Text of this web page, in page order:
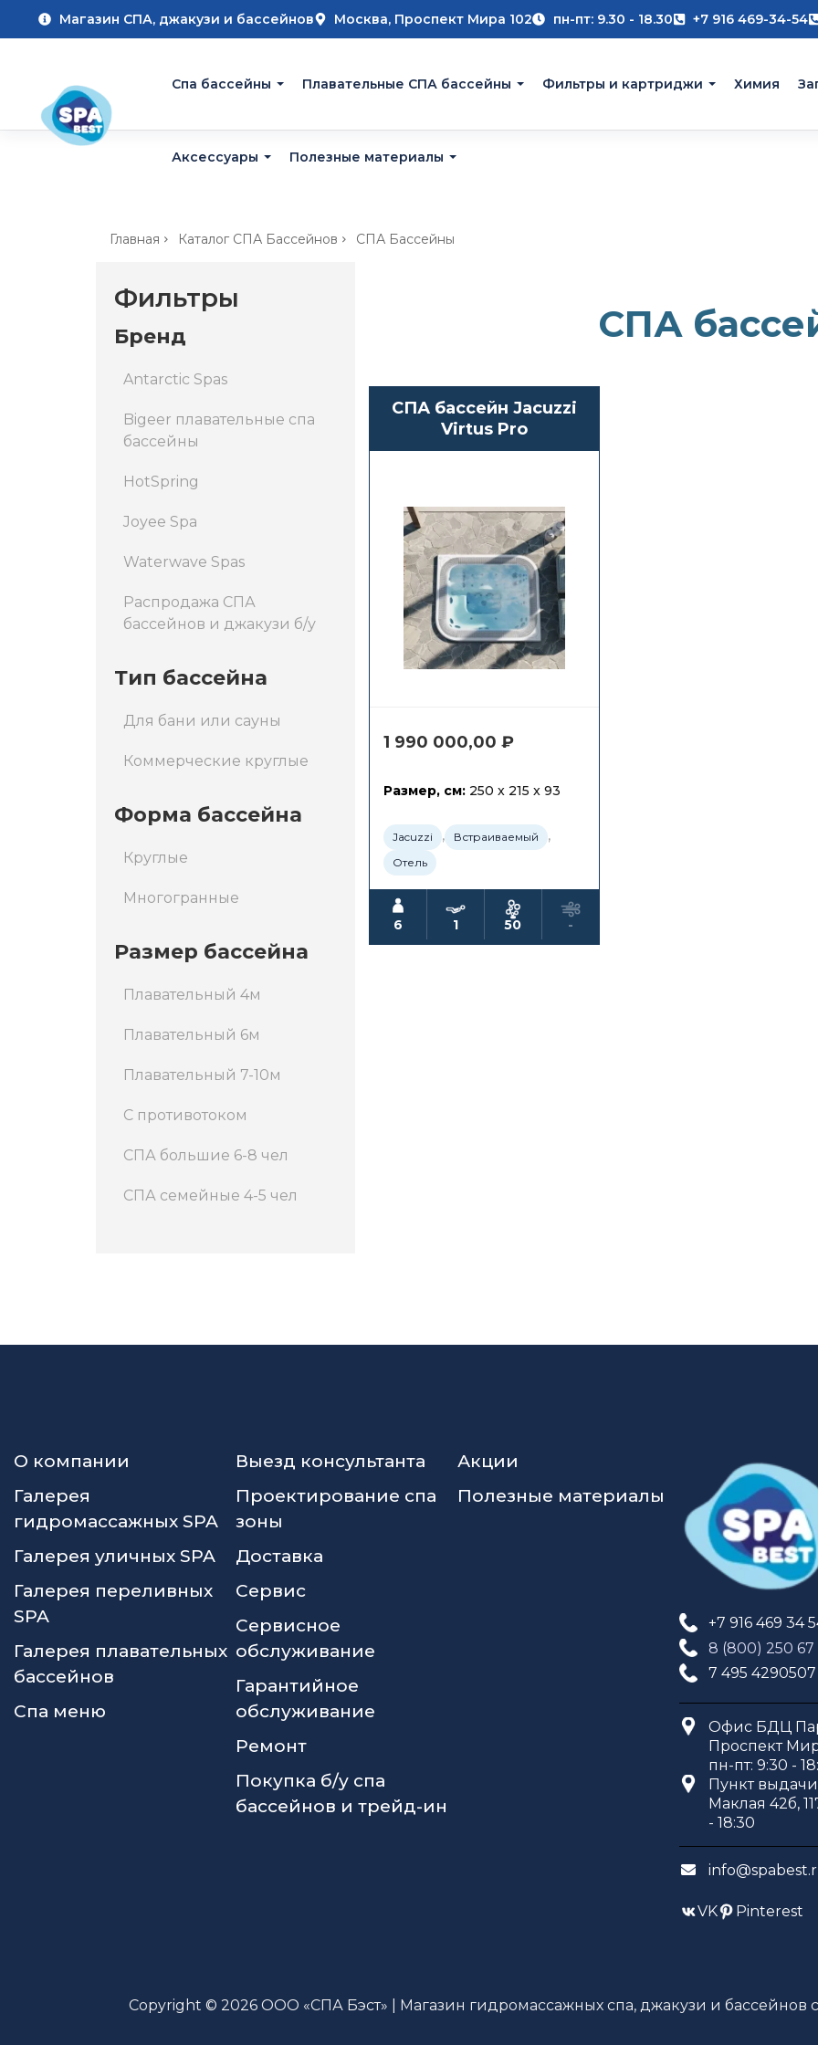
Магазин СПА, джакузи и бассейнов Москва, Проспект Мира 102 пн-пт: 9.30 - 18.30 +7 916 469-34-54
Cпа бассейны Плавательные СПА бассейны Фильтры и картриджи Химия
Аксессуары Полезные материалы
Главная Каталог СПА Бассейнов СПА Бассейны
Фильтры
Бренд
Antarctic Spas
Bigeer плавательные спа
бассейны
HotSpring
Joyee Spa
Waterwave Spas
Распродажа СПА
бассейнов и джакузи б/у
Тип бассейна
Для бани или сауны
Коммерческие круглые
Форма бассейна
Круглые
Многогранные
Размер бассейна
Плавательный 4м
Плавательный 6м
Плавательный 7-10м
С противотоком
СПА большие 6-8 чел
СПА семейные 4-5 чел
СПА
СПА бассейн Jacuzzi
Virtus Pro
1 990 000,00 ₽
Размер, см:250 x 215 x 93
Jacuzzi , Встраиваемый ,
Отель
6 1 50 -
О компании
Галерея
гидромассажных SPA
Галерея уличных SPA
Галерея переливных
SPA
Галерея плавательных
бассейнов
Спа меню
Выезд консультанта
Проектирование спа
зоны
Доставка
Сервис
Сервисное
обслуживание
Гарантийное
обслуживание
Ремонт
Покупка б/у спа
бассейнов и трейд-ин
Акции
Полезные материалы
+7 916 469 34
8 (800) 250
7 495 4290507
Офис БДЦ
Проспект
пн-пт: 9:30 -
Пункт
Маклая 42б,
- 18:30
VK Pinterest
Copyright © 2026 ООО «СПА Бэст» | Магазин гидромассажных спа, джакузи и